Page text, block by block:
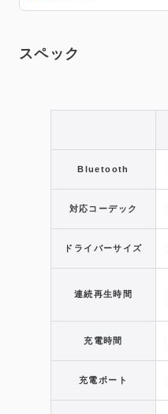
スペック
Bluetooth
対応コーデック
ドライバーサイズ
連続再生時間
充電時間
充電ポート